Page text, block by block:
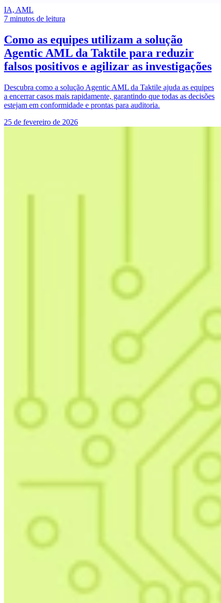
IA, AML
7 minutos de leitura
Como as equipes utilizam a solução
Agentic AML da Taktile para reduzir
falsos positivos e agilizar as investigações
Descubra como a solução Agentic AML da Taktile ajuda as equipes
a encerrar casos mais rapidamente, garantindo que todas as decisões
estejam em conformidade e prontas para auditoria.
25 de fevereiro de 2026